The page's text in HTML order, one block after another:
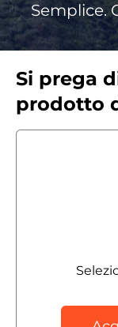
Semplice.
Si prega
prodotto